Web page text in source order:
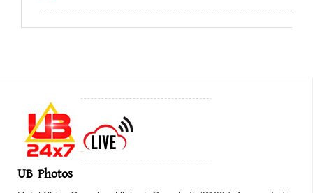
UB Photos